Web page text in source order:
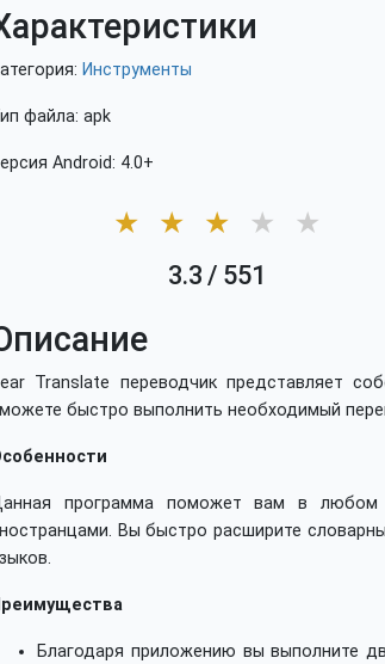
Инструменты
файла: apk
Android: 4.0+
★ ★ ★ ★ ★
3.3 / 551
Translate переводчик представляет
быстро выполнить необходимый
программа поможет вам в любом
Вы быстро расширите
Благодаря приложению вы выполните